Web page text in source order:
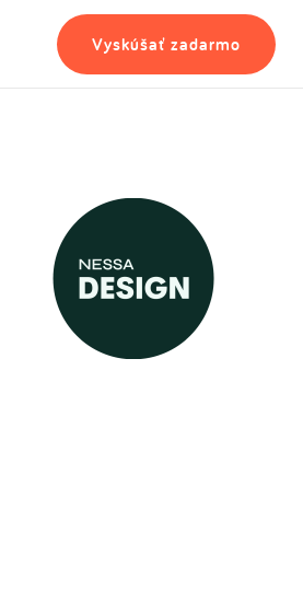
Vyskúšať zadarmo